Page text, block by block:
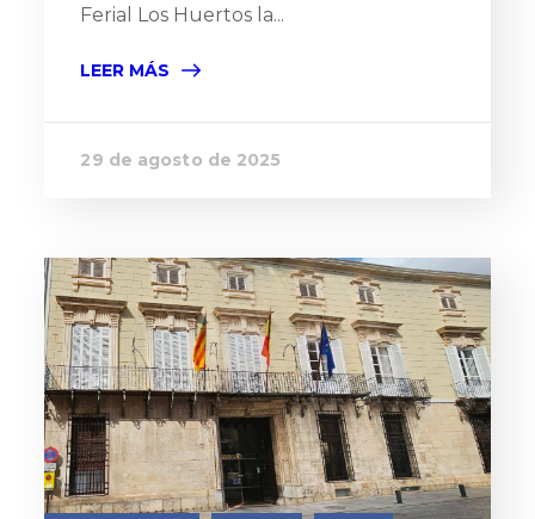
Ferial Los Huertos la...
LEER MÁS
29 de agosto de 2025